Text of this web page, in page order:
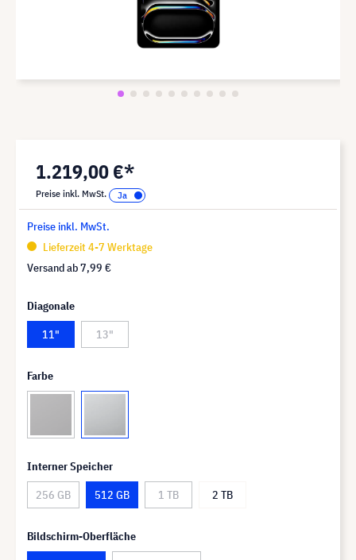
1.219,00 €*
Preise inkl. MwSt.
Preise inkl. MwSt.
Lieferzeit 4-7 Werktage
Versand ab7,99 €
Diagonale
11"
13"
Farbe
Interner Speicher
256 GB
512 GB 1 TB 2 TB
Bildschirm-Oberfläche